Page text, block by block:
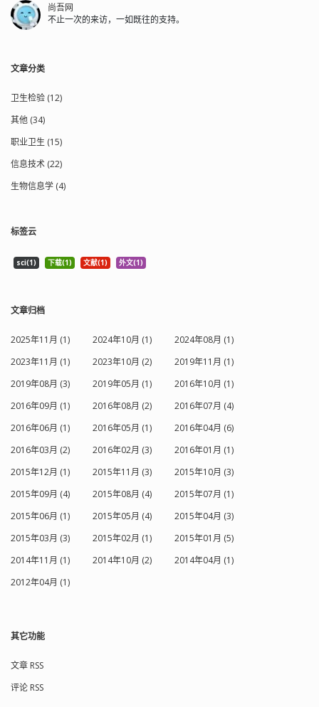
尚吾网
不止一次的来访，一如既往的支持。
文章分类
卫生检验 (12)
其他 (34)
职业卫生 (15)
信息技术 (22)
生物信息学 (4)
标签云
sci(1) 下载(1) 文献(1) 外文(1)
文章归档
2025年11月 (1) 2024年10月 (1)
2024年08月 (1)
2023年11月 (1)
2023年10月 (2)
2019年11月 (1)
2019年08月 (3)
2019年05月 (1)
2016年10月 (1)
2016年09月 (1)
2016年08月 (2)
2016年07月 (4)
2016年06月 (1)
2016年05月 (1)
2016年04月 (6)
2016年03月 (2)
2016年02月 (3)
2016年01月 (1)
2015年12月 (1)
2015年11月 (3)
2015年10月 (3)
2015年09月 (4)
2015年08月 (4)
2015年07月 (1)
2015年06月 (1)
2015年05月 (4)
2015年04月 (3)
2015年03月 (3)
2015年02月 (1)
2015年01月 (5)
2014年11月 (1)
2014年10月 (2)
2014年04月 (1)
2012年04月 (1)
其它功能
文章 RSS
评论 RSS